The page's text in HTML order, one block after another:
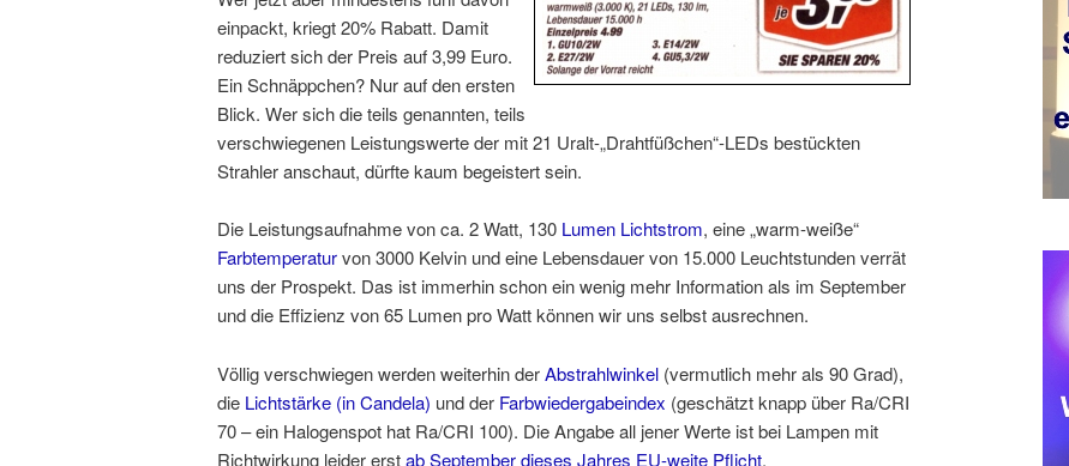
einpackt, kriegt 20% Rabatt. Damit
reduziert sich der Preis auf 3,99 Euro.
Ein Schnäppchen? Nur auf den ersten
Blick. Wer sich die teils genannten, teils
verschwiegenen Leistungswerte der mit 21 Uralt-„Drahtfüßchen“-LEDs bestückten
Strahler anschaut, dürfte kaum begeistert sein.
Die Leistungsaufnahme von ca. 2 Watt, 130 Lumen Lichtstrom, eine „warm-weiße“
Farbtemperaturvon 3000 Kelvin und eine Lebensdauer von 15.000 Leuchtstunden verrät
uns der Prospekt. Das ist immerhin schon ein wenig mehr Information als im September
und die Effizienz von 65 Lumen pro Watt können wir uns selbst ausrechnen.
Völlig verschwiegen werden weiterhin derAbstrahlwinkel (vermutlich mehr als 90 Grad),
die Lichtstärke (in Candela) und der Farbwiedergabeindex (geschätzt knapp über Ra/CRI
70 – ein Halogenspot hat Ra/CRI 100). Die Angabe all jener Werte ist bei Lampen mit
Richtwirkung leider erstab September dieses Jahres EU-weite Pflicht.